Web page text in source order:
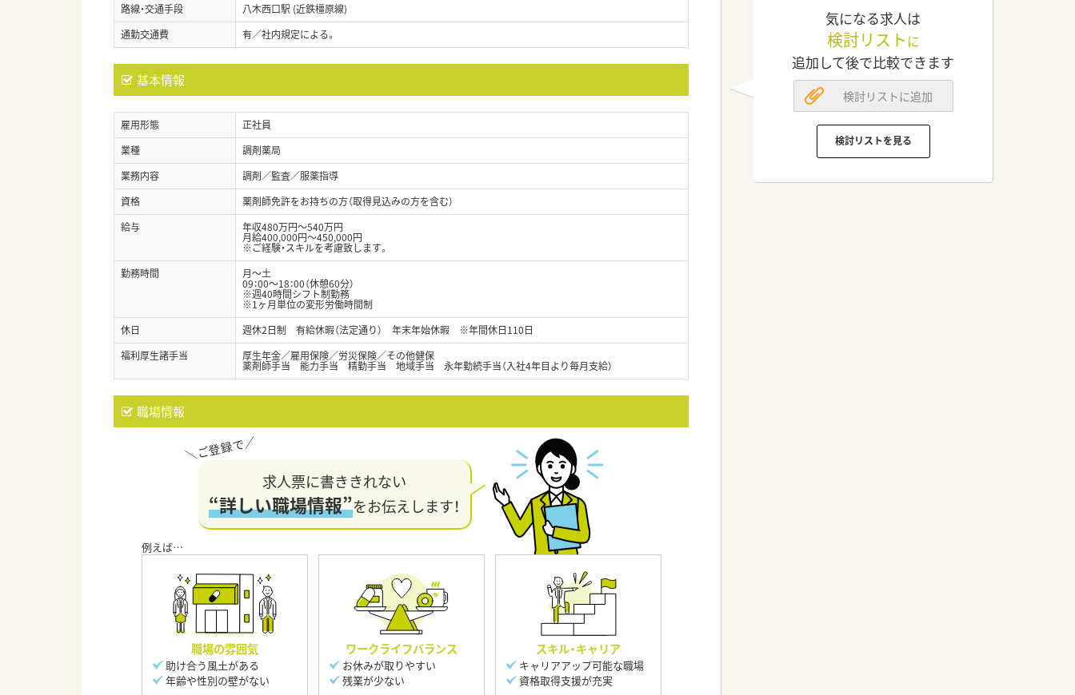
路線・交通手段
八木西口駅 (近鉄橿原線)
通勤交通費
有／社内規定による。
基本情報
雇用形態
正社員
業種
調剤薬局
業務内容
調剤／監査／服薬指導
資格
薬剤師免許をお持ちの方（取得見込みの方を含む）
給与
年収480万円～540万円
月給400,000円～450,000円
※ご経験・スキルを考慮致します。
勤務時間
月～土
09：00～18：00（休憩60分）
※週40時間シフト制勤務
※1ヶ月単位の変形労働時間制
休日
週休2日制 有給休暇（法定通り） 年末年始休暇 ※年間休日110日
福利厚生諸手当
厚生年金／雇用保険／労災保険／その他健保
薬剤師手当 能力手当 精勤手当 地域手当 永年勤続手当（入社4年目より毎月支給）
職場情報
求人票に書ききれない
“詳しい職場情報”をお伝えします！
職場の雰囲気
助け合う風土がある
年齢や性別の壁がない
ワークライフバランス
お休みが取りやすい
残業が少ない
スキル・キャリア
キャリアアップ可能な職場
資格取得支援が充実
気になる求人は
検討リスト に
追加して後で比較できます
検討リストに追加
検討リストを見る